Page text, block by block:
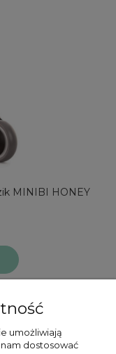
MINIBI HONEY
umożliwiają
dostosować